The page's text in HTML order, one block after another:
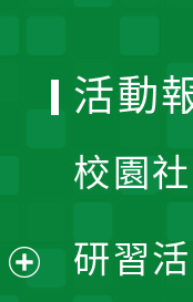
活動
校園
研習